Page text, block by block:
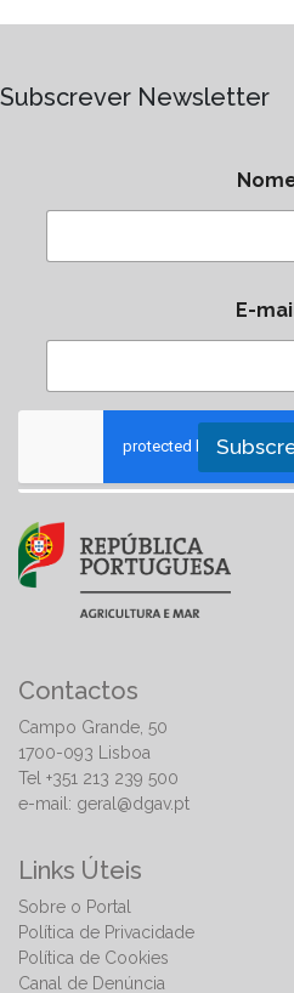
Subscrever Newsletter
E-
Contactos
Campo Grande, 50
1700-093 Lisboa
Tel +351 213 239 500
e-mail: geral@dgav.pt
Links Úteis
Sobre o Portal
Política de Privacidade
Política de Cookies
Canal de Denúncia